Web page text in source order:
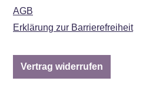
AGB
Erklärung zur Barrierefreiheit
Vertrag widerrufen